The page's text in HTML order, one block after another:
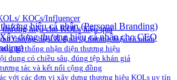
hiệu cá nhân (Personal Branding)
dựng thương hiệu cá nhân cho CEO
KOCs/Influencer
thương hiệu cho KOLs hiệu quả
thương hiệu & định vị thương hiệu cá nhân
hệ thống nhận diện thương hiệu
dung có chiều sâu, đúng tệp khán giả
tác và kết nối cộng đồng
với các đơn vị xây dựng thương hiệu KOLs uy tín